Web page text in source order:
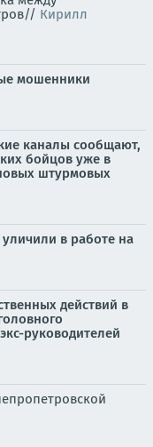
Кирилл
мошенники
каналы сообщают,
бойцов уже в
штурмовых
в работе на
действий в
руководителей